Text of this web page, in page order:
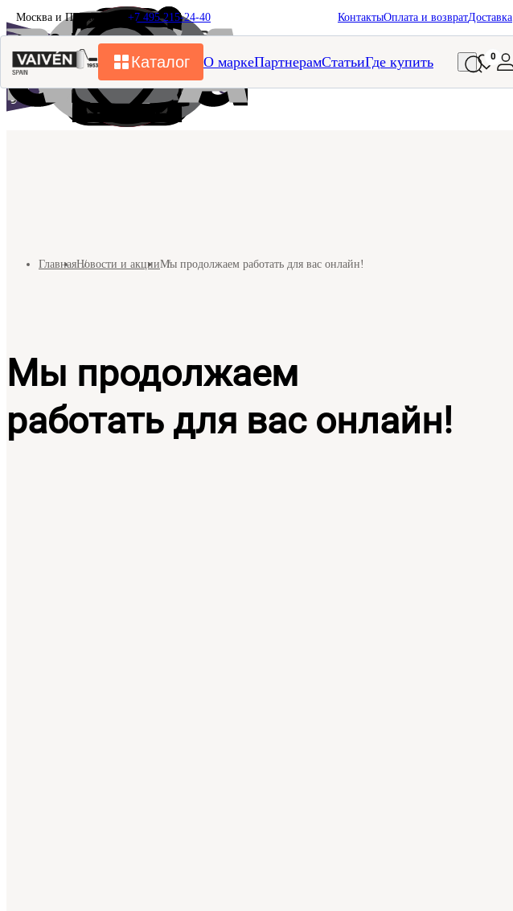
Москва и Подмосковье +7 495 215-24-40 КонтактыОплата и возвратДоставка
Каталог О маркеПартнерамСтатьиГде купить 0
ГлавнаяНовости и акцииМы продолжаем работать для вас онлайн!
Мы продолжаем
работать для вас онлайн!